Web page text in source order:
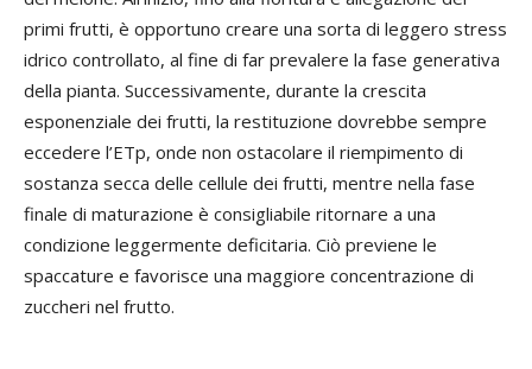
primi frutti, è opportuno creare una sorta di leggero stress
idrico controllato, al fine di far prevalere la fase generativa
della pianta. Successivamente, durante la crescita
esponenziale dei frutti, la restituzione dovrebbe sempre
eccedere l’ETp, onde non ostacolare il riempimento di
sostanza secca delle cellule dei frutti, mentre nella fase
finale di maturazione è consigliabile ritornare a una
condizione leggermente deficitaria. Ciò previene le
spaccature e favorisce una maggiore concentrazione di
zuccheri nel frutto.